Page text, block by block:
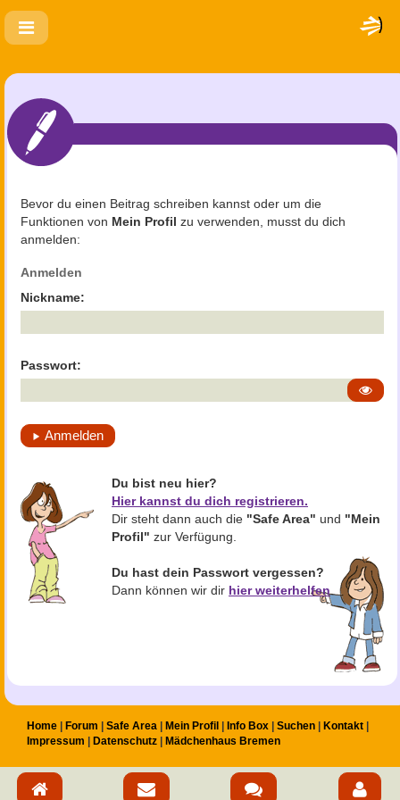
Bevor du einen Beitrag schreiben kannst oder um die
Funktionen von Mein Profil zu verwenden, musst du dich
anmelden:
Anmelden
Nickname:
Passwort:
Anmelden
Du bist neu hier?
Hier kannst du dich registrieren.
Dir steht dann auch die "Safe Area" und "Mein
Profil" zur Verfügung.
Du hast dein Passwort vergessen?
Dann können wir dir hier weiterhelfen.
Home Forum Safe Area Mein Profil Info Box Suchen
Kontakt
Impressum
Datenschutz Mädchenhaus Bremen